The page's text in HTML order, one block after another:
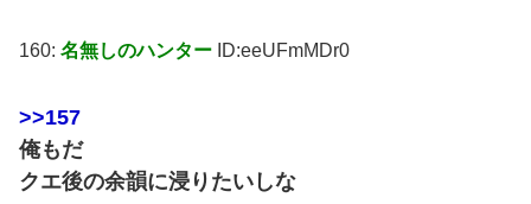
160: 名無しのハンター ID:eeUFmMDr0
>>157
俺もだ
クエ後の余韻に浸りたいしな